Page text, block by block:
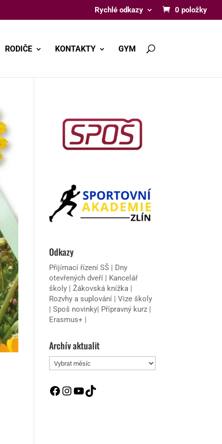
Rychlé odkazy 0 položky
RODIČE KONTAKTY GYM
Odkazy
Přijímací řízení SŠ| Dny
otevřených dveří| Kancelář
školy| Žákovská knížka|
Rozvhy a suplování | Vize školy
| Spoš novinky| Přípravný kurz|
Erasmus+ |
Archív aktualit
Archív
aktualit
Facebook
Instagram
YouTube
TikTok